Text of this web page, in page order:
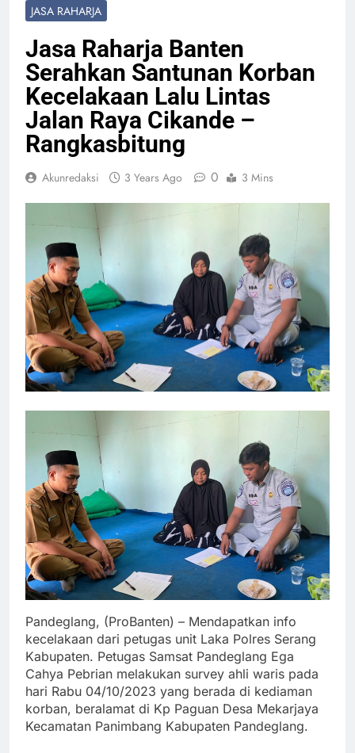
JASA RAHARJA
Jasa Raharja Banten
Serahkan Santunan Korban
Kecelakaan Lalu Lintas
Jalan Raya Cikande –
Rangkasbitung
Akunredaksi 3 Years Ago 0 3 Mins
Pandeglang, (ProBanten) – Mendapatkan info
kecelakaan dari petugas unit Laka Polres Serang
Kabupaten. Petugas Samsat Pandeglang Ega
Cahya Pebrian melakukan survey ahli waris pada
hari Rabu 04/10/2023 yang berada di kediaman
korban, beralamat di Kp Paguan Desa Mekarjaya
Kecamatan Panimbang Kabupaten Pandeglang.